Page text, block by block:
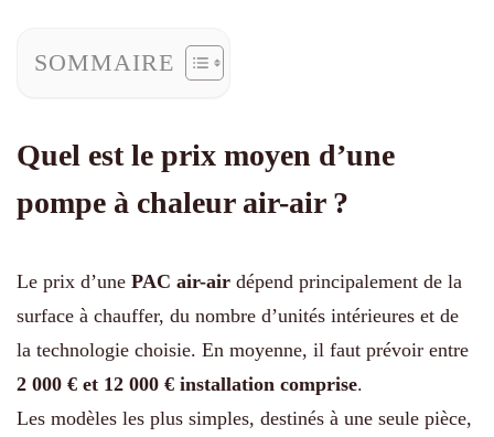
SOMMAIRE
Quel est le prix moyen d’une
pompe à chaleur air-air ?
Le prix d’une PAC air-air dépend principalement de la
surface à chauffer, du nombre d’unités intérieures et de
la technologie choisie. En moyenne, il faut prévoir entre
2 000 € et 12 000 € installation comprise.
Les modèles les plus simples, destinés à une seule pièce,